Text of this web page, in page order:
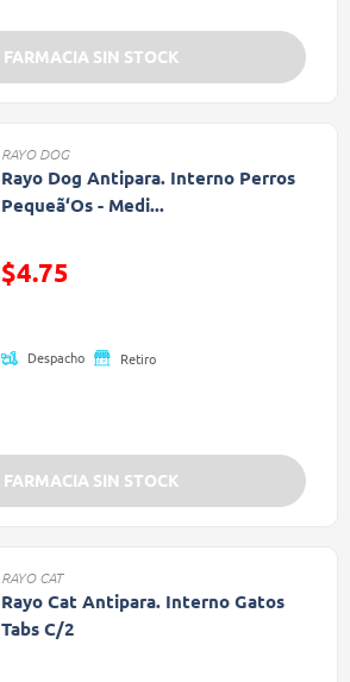
FARMACIA SIN STOCK
RAYO DOG
Rayo Dog Antipara. Interno Perros
Pequeã‘Os - Medi...
Precio reducido de
$4.75
Despacho Retiro
FARMACIA SIN STOCK
RAYO CAT
Rayo Cat Antipara. Interno Gatos
Tabs C/2